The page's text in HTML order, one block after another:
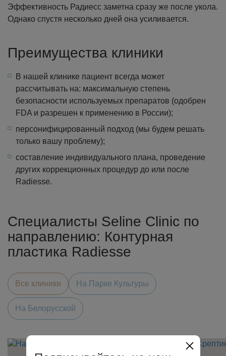
Эффективность Радиесс заметна сразу же после укола.
Однако спустя несколько дней она усиливается.
Преимущества клиники
В нашей клинике пациент всегда может
рассчитывать на: максимальную степень
безопасности используемых препаратов (одобрен
FDA и разрешен к применению в России);
персонифицированный подход (мы будем решать
только вашу проблему);
составление индивидуального плана, проведение
других коррекционных процедур до или после
Radiesse.
Специалисты Seline Clinic по
направлению: Контурная
пластика Radiesse
Все клиники На Парке Культуры
На Белорусской